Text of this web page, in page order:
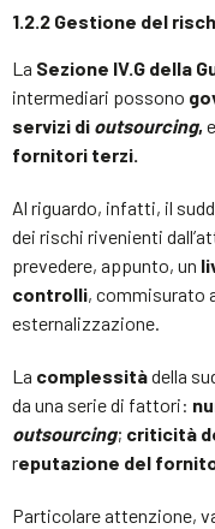
1.2.2 Gestione del
La Sezione IV.G della
intermediari possono
servizi di outsourcing,
fornitori terzi.
Al riguardo, infatti, il
dei rischi rivenienti
prevedere, appunto, un
controlli, commisurato
esternalizzazione.
La complessitàdella
da una serie di fattori:
outsourcing; criticità
reputazione del
Particolare attenzione,